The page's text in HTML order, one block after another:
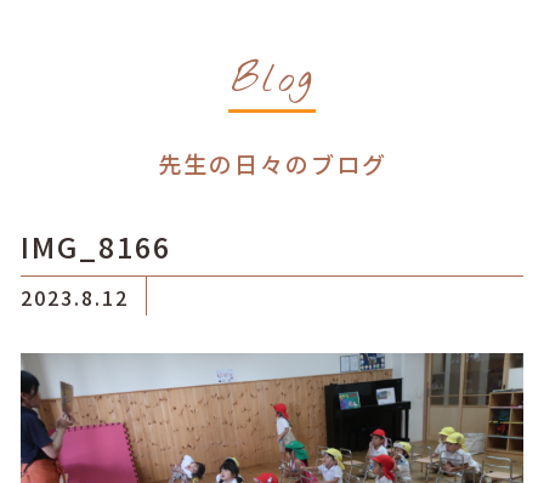
Blog
先生の日々のブログ
IMG_8166
2023.8.12